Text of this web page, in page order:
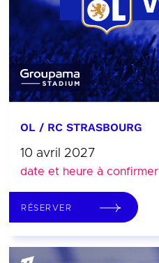
OL / RC STRASBOURG
10 avril 2027
date et heure à confirmer
RÉSERVER